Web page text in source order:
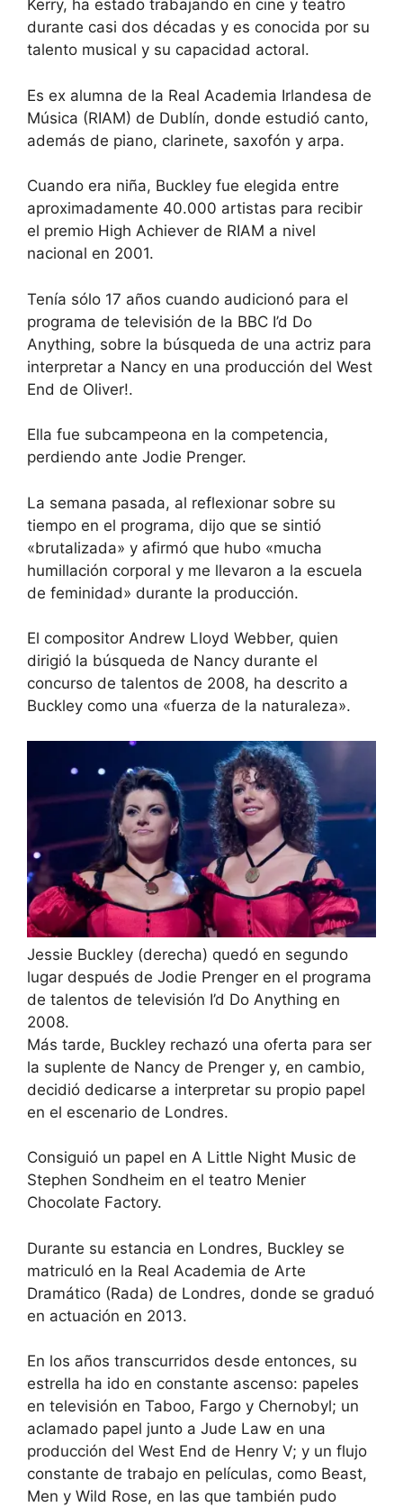
Kerry, ha estado trabajando en cine y teatro
durante casi dos décadas y es conocida por su
talento musical y su capacidad actoral.
Es ex alumna de la Real Academia Irlandesa de
Música (RIAM) de Dublín, donde estudió canto,
además de piano, clarinete, saxofón y arpa.
Cuando era niña, Buckley fue elegida entre
aproximadamente 40.000 artistas para recibir
el premio High Achiever de RIAM a nivel
nacional en 2001.
Tenía sólo 17 años cuando audicionó para el
programa de televisión de la BBC I’d Do
Anything, sobre la búsqueda de una actriz para
interpretar a Nancy en una producción del West
End de Oliver!.
Ella fue subcampeona en la competencia,
perdiendo ante Jodie Prenger.
La semana pasada, al reflexionar sobre su
tiempo en el programa, dijo que se sintió
«brutalizada» y afirmó que hubo «mucha
humillación corporal y me llevaron a la escuela
de feminidad» durante la producción.
El compositor Andrew Lloyd Webber, quien
dirigió la búsqueda de Nancy durante el
concurso de talentos de 2008, ha descrito a
Buckley como una «fuerza de la naturaleza».
Jessie Buckley (derecha) quedó en segundo
lugar después de Jodie Prenger en el programa
de talentos de televisión I’d Do Anything en
2008.
Más tarde, Buckley rechazó una oferta para ser
la suplente de Nancy de Prenger y, en cambio,
decidió dedicarse a interpretar su propio papel
en el escenario de Londres.
Consiguió un papel en A Little Night Music de
Stephen Sondheim en el teatro Menier
Chocolate Factory.
Durante su estancia en Londres, Buckley se
matriculó en la Real Academia de Arte
Dramático (Rada) de Londres, donde se graduó
en actuación en 2013.
En los años transcurridos desde entonces, su
estrella ha ido en constante ascenso: papeles
en televisión en Taboo, Fargo y Chernobyl; un
aclamado papel junto a Jude Law en una
producción del West End de Henry V; y un flujo
constante de trabajo en películas, como Beast,
Men y Wild Rose, en las que también pudo